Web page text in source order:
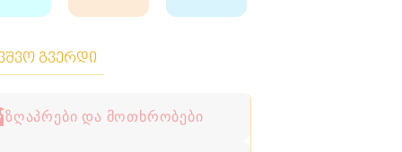
გვერდი
ზღაპრები და მოთხრობები